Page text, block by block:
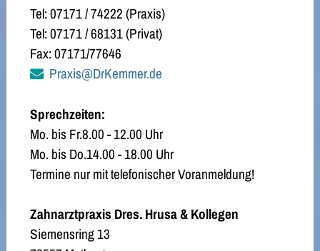
Tel: 07171 / 74222 (Praxis)
Tel: 07171 / 68131 (Privat)
Fax: 07171/77646
Praxis@DrKemmer.de
Sprechzeiten:
Mo. bis Fr.8.00 - 12.00 Uhr
Mo. bis Do.14.00 - 18.00 Uhr
Termine nur mit telefonischer Voranmeldung!
Zahnarztpraxis Dres. Hrusa & Kollegen
Siemensring 13